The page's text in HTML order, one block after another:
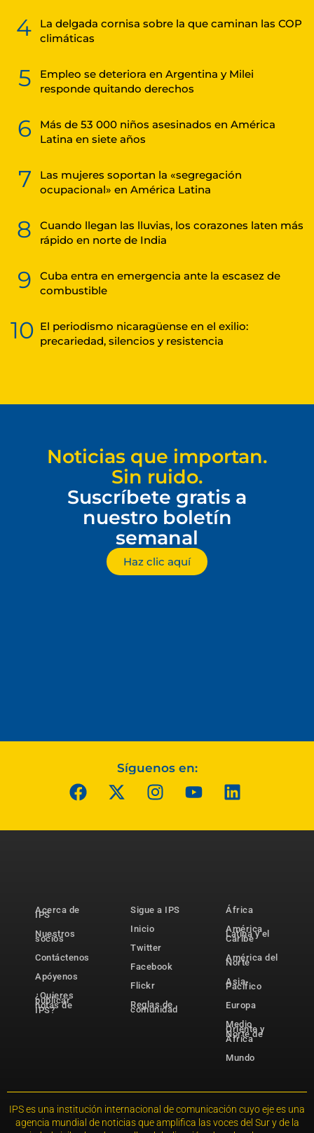
4
La delgada cornisa sobre la que caminan las COP
climáticas
5
Empleo se deteriora en Argentina y Milei
responde quitando derechos
6
Más de 53 000 niños asesinados en América
Latina en siete años
7
Las mujeres soportan la «segregación
ocupacional» en América Latina
8
Cuando llegan las lluvias, los corazones laten más
rápido en norte de India
9
Cuba entra en emergencia ante la escasez de
combustible
10 El periodismo nicaragüense en el exilio:
precariedad, silencios y resistencia
Noticias que importan.
Sin ruido.
Suscríbete gratis a
nuestro boletín
semanal
Haz clic aquí
Síguenos en:
Acerca de
IPS
Nuestros
socios
Contáctenos
Apóyenos
¿Quieres
publicar
notas de
IPS?
Sigue a IPS
Inicio
Twitter
Facebook
Flickr
Reglas de
comunidad
África
América
Latina y el
Caribe
América del
Norte
Asia-
Pacífico
Europa
Medio
Oriente y
Norte de
África
Mundo
IPS es una institución internacional de comunicación cuyo eje es una
agencia mundial de noticias que amplifica las voces del Sur y de la